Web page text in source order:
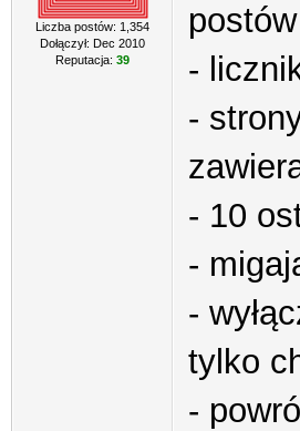
Liczba postów: 1,354
Dołączył: Dec 2010
Reputacja: 39
-
-
- 10
-
-
tylko
-